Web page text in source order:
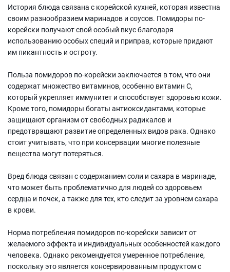
История блюда связана с корейской кухней, которая известна
своим разнообразием маринадов и соусов. Помидоры по-
корейски получают свой особый вкус благодаря
использованию особых специй и приправ, которые придают
им пикантность и остроту.
Польза помидоров по-корейски заключается в том, что они
содержат множество витаминов, особенно витамин С,
который укрепляет иммунитет и способствует здоровью кожи.
Кроме того, помидоры богаты антиоксидантами, которые
защищают организм от свободных радикалов и
предотвращают развитие определенных видов рака. Однако
стоит учитывать, что при консервации многие полезные
вещества могут потеряться.
Вред блюда связан с содержанием соли и сахара в маринаде,
что может быть проблематично для людей со здоровьем
сердца и почек, а также для тех, кто следит за уровнем сахара
в крови.
Норма потребления помидоров по-корейски зависит от
желаемого эффекта и индивидуальных особенностей каждого
человека. Однако рекомендуется умеренное потребление,
поскольку это является консервированным продуктом с